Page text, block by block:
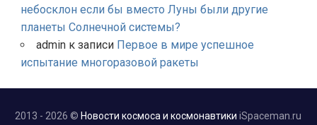
небосклон если бы вместо Луны были другие
планеты Солнечной системы?
adminк записи Первое в мире успешное
испытание многоразовой ракеты
2013 - 2026 © Новости космоса и космонавтики iSpaceman.ru